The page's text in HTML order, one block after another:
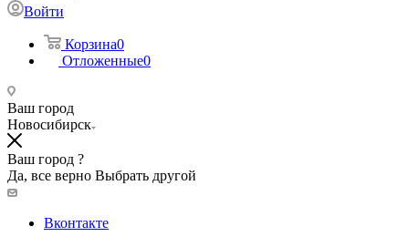
Войти
Корзина0
Отложенные0
Ваш город
Новосибирск
Ваш город ?
Да, все верно Выбрать другой
Вконтакте